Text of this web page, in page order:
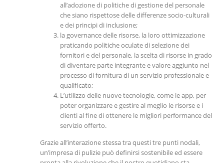
all’adozione di politiche di gestione del personale
che siano rispettose delle differenze socio-culturali
e dei principi di inclusione;
la governance delle risorse, la loro ottimizzazione
praticando politiche oculate di selezione dei
fornitori e del personale, la scelta di risorse in grado
di diventare parte integrante e valore aggiunto nel
processo di fornitura di un servizio professionale e
qualificato;
L’utilizzo delle nuove tecnologie, come le app, per
poter organizzare e gestire al meglio le risorse e i
clienti al fine di ottenere le migliori performance del
servizio offerto.
Grazie all’interazione stessa tra questi tre punti nodali,
un’impresa di pulizie può definirsi sostenibile ed essere